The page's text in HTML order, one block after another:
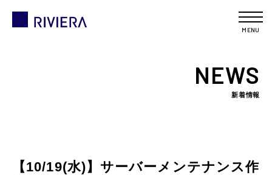
MENU
NEWS
新着情報
【10/19(水)】サーバーメンテナンス作